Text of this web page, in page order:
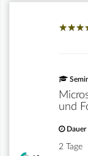
★★★
★★★
und
Dauer
2 Tage